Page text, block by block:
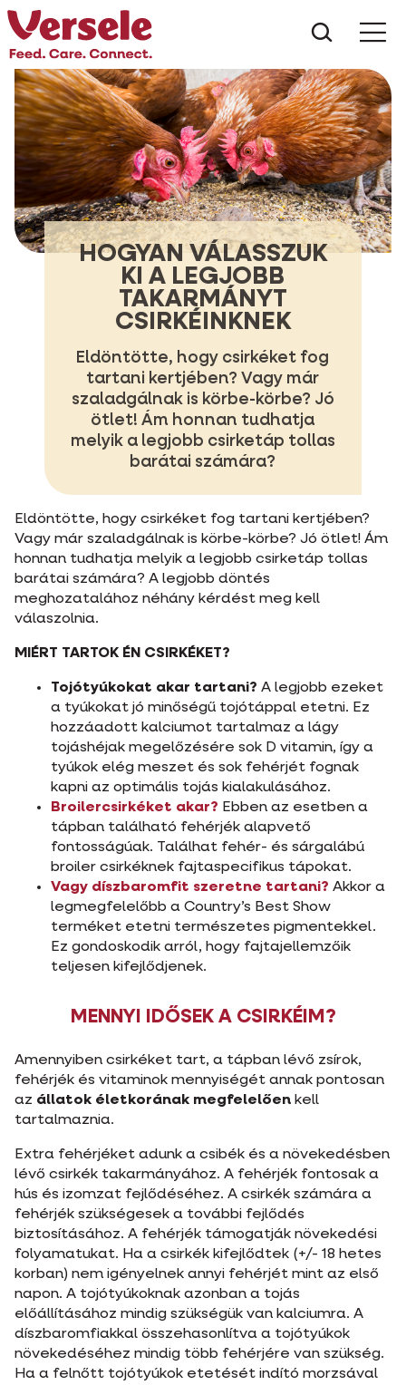
HOGYAN VÁLASSZUK
KI A LEGJOBB
TAKARMÁNYT
CSIRKÉINKNEK
Eldöntötte, hogy csirkéket fog
tartani kertjében? Vagy már
szaladgálnak is körbe-körbe? Jó
ötlet! Ám honnan tudhatja
melyik a legjobb csirketáp tollas
barátai számára?
Eldöntötte, hogy csirkéket fog tartani kertjében?
Vagy már szaladgálnak is körbe-körbe? Jó ötlet! Ám
honnan tudhatja melyik a legjobb csirketáp tollas
barátai számára? A legjobb döntés
meghozatalához néhány kérdést meg kell
válaszolnia.
MIÉRT TARTOK ÉN CSIRKÉKET?
Tojótyúkokat akar tartani? A legjobb ezeket
a tyúkokat jó minőségű tojótáppal etetni. Ez
hozzáadott kalciumot tartalmaz a lágy
tojáshéjak megelőzésére sok D vitamin, így a
tyúkok elég meszet és sok fehérjét fognak
kapni az optimális tojás kialakulásához.
Broilercsirkéket akar? Ebben az esetben a
tápban található fehérjék alapvető
fontosságúak. Találhat fehér- és sárgalábú
broiler csirkéknek fajtaspecifikus tápokat.
Vagy díszbaromfit szeretne tartani? Akkor a
legmegfelelőbb a Country’s Best Show
terméket etetni természetes pigmentekkel.
Ez gondoskodik arról, hogy fajtajellemzőik
teljesen kifejlődjenek.
MENNYI IDŐSEK A CSIRKÉIM?
Amennyiben csirkéket tart, a tápban lévő zsírok,
fehérjék és vitaminok mennyiségét annak pontosan
az állatok életkorának megfelelően kell
tartalmaznia.
Extra fehérjéket adunk a csibék és a növekedésben
lévő csirkék takarmányához. A fehérjék fontosak a
hús és izomzat fejlődéséhez. A csirkék számára a
fehérjék szükségesek a további fejlődés
biztosításához. A fehérjék támogatják növekedési
folyamatukat. Ha a csirkék kifejlődtek (+/- 18 hetes
korban) nem igényelnek annyi fehérjét mint az első
napon. A tojótyúkoknak azonban a tojás
előállításához mindig szükségük van kalciumra. A
díszbaromfiakkal összehasonlítva a tojótyúkok
növekedéséhez mindig több fehérjére van szükség.
Ha a felnőtt tojótyúkok etetését indító morzsával